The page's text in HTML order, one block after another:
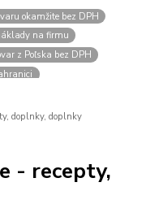
okamžite bez DPH
na firmu
z Poľska bez DPH
dph
doplnky
batérie
doplnky, doplnky
- recepty,